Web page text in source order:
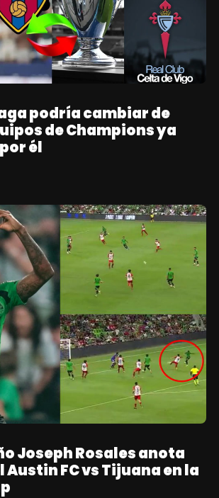
podría cambiar de
de Champions ya
él
Joseph Rosales anota
Austin FC vs Tijuana en la